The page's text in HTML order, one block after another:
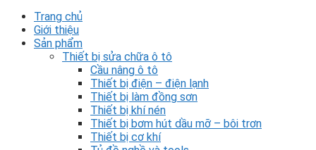
Trang chủ
Giới thiệu
Sản phẩm
Thiết bị sửa chữa ô tô
Cầu nâng ô tô
Thiết bị điện – điện lạnh
Thiết bị làm đồng sơn
Thiết bị khí nén
Thiết bị bơm hút dầu mỡ – bôi trơn
Thiết bị cơ khí